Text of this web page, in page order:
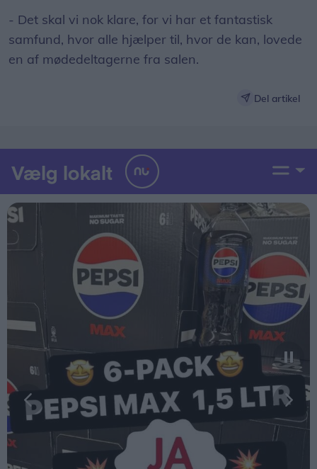
- Det skal vi nok klare, for vi har et fantastisk
samfund, hvor alle hjælper til, hvor de kan, lovede
en af mødedeltagerne fra salen.
Del artikel